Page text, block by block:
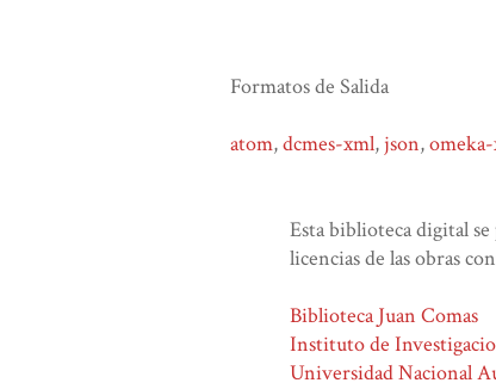
Formatos de Salida
atom,dcmes-xml, json,
Esta biblioteca digital
licencias de las obras
Biblioteca Juan Comas
Instituto de
Universidad Nacional